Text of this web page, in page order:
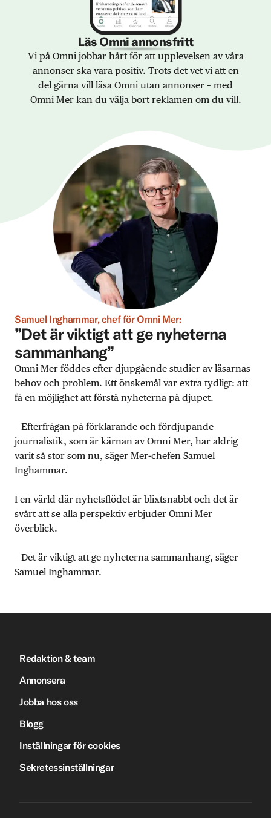
Läs Omni annonsfritt
Vi på Omni jobbar hårt för att upplevelsen av våra
annonser ska vara positiv. Trots det vet vi att en
del gärna vill läsa Omni utan annonser – med
Omni Mer kan du välja bort reklamen om du vill.
Samuel Inghammar, chef för Omni Mer:
”Det är viktigt att ge nyheterna
sammanhang”
Omni Mer föddes efter djupgående studier av läsarnas
behov och problem. Ett önskemål var extra tydligt: att
få en möjlighet att förstå nyheterna på djupet.
– Efterfrågan på förklarande och fördjupande
journalistik, som är kärnan av Omni Mer, har aldrig
varit så stor som nu, säger Mer-chefen Samuel
Inghammar.
I en värld där nyhetsflödet är blixtsnabbt och det är
svårt att se alla perspektiv erbjuder Omni Mer
överblick.
– Det är viktigt att ge nyheterna sammanhang, säger
Samuel Inghammar.
Redaktion & team
Annonsera
Jobba hos oss
Blogg
Inställningar för cookies
Sekretessinställningar